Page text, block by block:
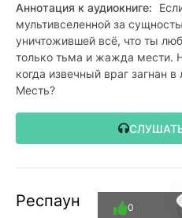
Аннотация к аудиокниге:
мультивселенной за
уничтожившей всё, что ты
только тьма и жажда мести.
когда извечный враг загнан
Месть?
Респаун 0